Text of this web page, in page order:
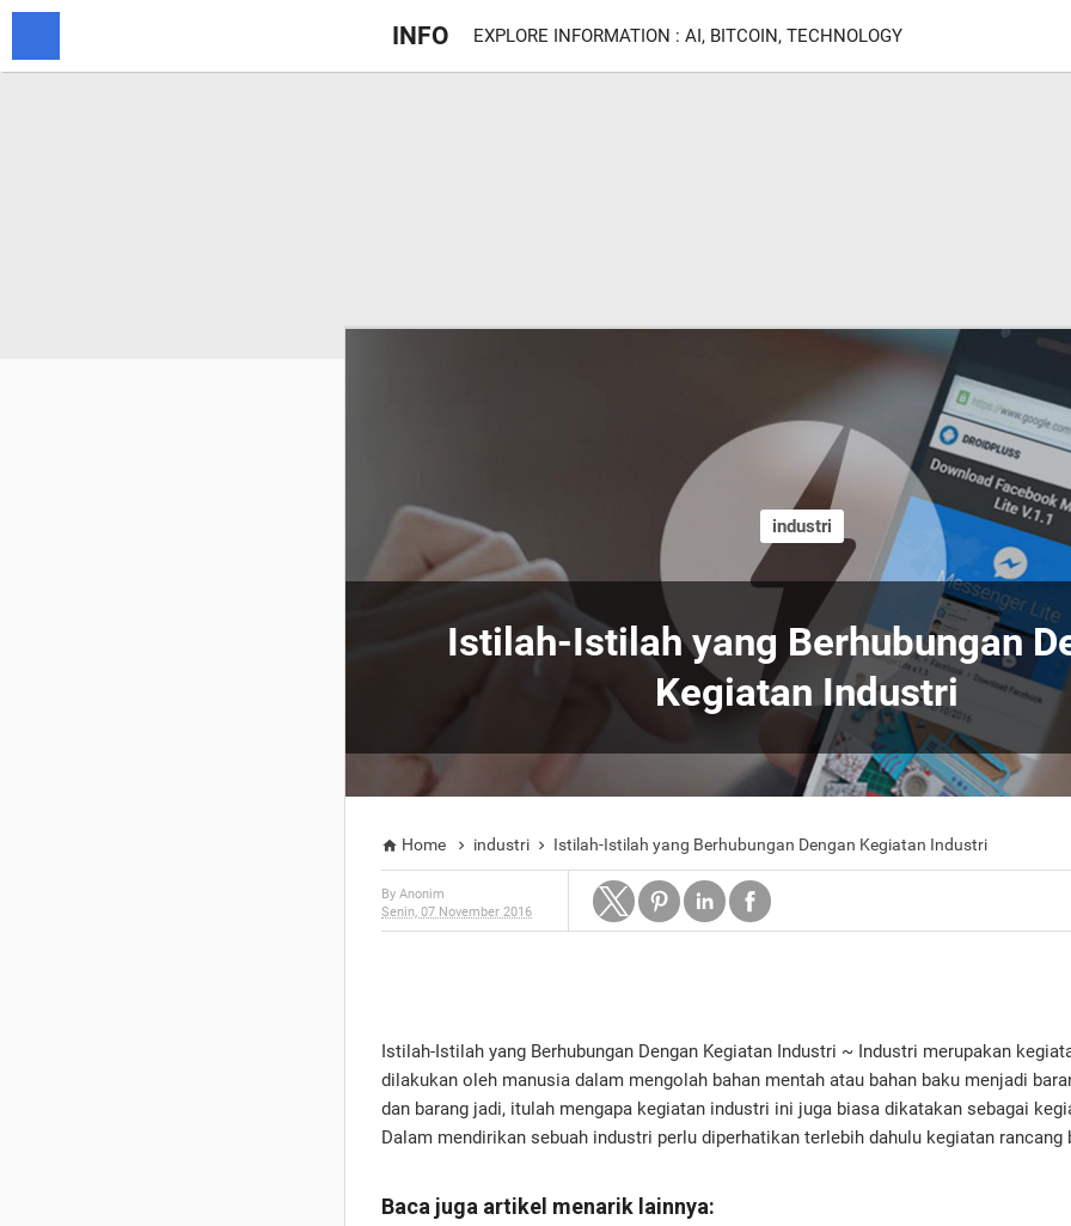
INFO EXPLORE INFORMATION : AI, BITCOIN, TECHNOLOGY
Istilah-Istilah yang Berhubungan
Kegiatan Industri
industri
 Home  industri  Istilah-Istilah yang Berhubungan Dengan Kegiatan Industri
By Anonim
Senin, 07 November 2016
Istilah-Istilah yang Berhubungan Dengan Kegiatan Industri ~ Industri merupakan
dilakukan oleh manusia dalam mengolah bahan mentah atau bahan baku menjadi
dan barang jadi, itulah mengapa kegiatan industri ini juga biasa dikatakan sebagai
Dalam mendirikan sebuah industri perlu diperhatikan terlebih dahulu kegiatan rancang